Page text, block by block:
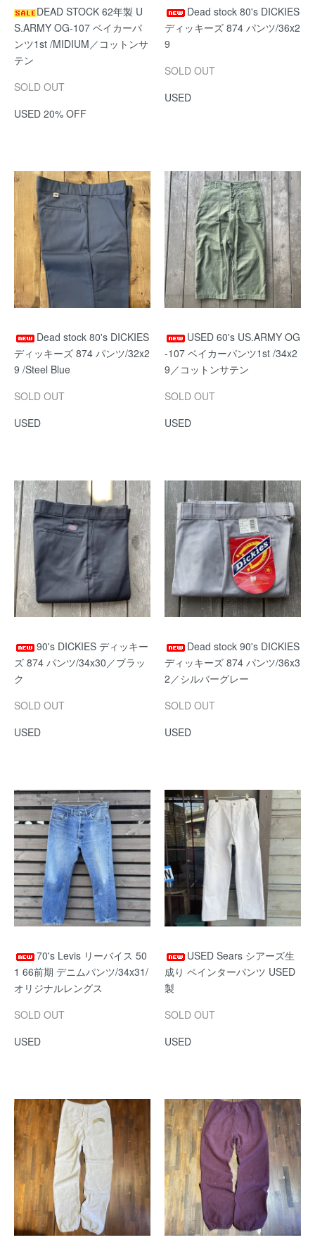
DEAD STOCK 62年製 U
S.ARMY OG-107 ベイカーパ
ンツ1st /MIDIUM／コットンサ
テン
SOLD OUT
USED 20% OFF
Dead stock 80's DICKIES
ディッキーズ 874 パンツ/36x2
9
SOLD OUT
USED
Dead stock 80's DICKIES
ディッキーズ 874 パンツ/32x2
9 /Steel Blue
SOLD OUT
USED
USED 60's US.ARMY OG
-107 ベイカーパンツ1st /34x2
9／コットンサテン
SOLD OUT
USED
90's DICKIES ディッキー
ズ 874 パンツ/34x30／ブラッ
ク
SOLD OUT
USED
Dead stock 90's DICKIES
ディッキーズ 874 パンツ/36x3
2／シルバーグレー
SOLD OUT
USED
70's Levis リーバイス 50
1 66前期 デニムパンツ/34x31/
オリジナルレングス
SOLD OUT
USED
USED Sears シアーズ生
成り ペインターパンツ USED
製
SOLD OUT
USED